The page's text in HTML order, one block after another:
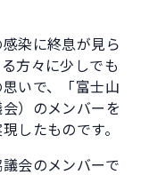
染に終息が見ら
方々に少しでも
いで、「富士山
）のメンバーを
したものです。
会のメンバーで